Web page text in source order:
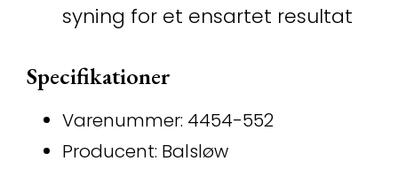
syning for et ensartet resultat
Specifikationer
Varenummer: 4454-552
Producent: Balsløw